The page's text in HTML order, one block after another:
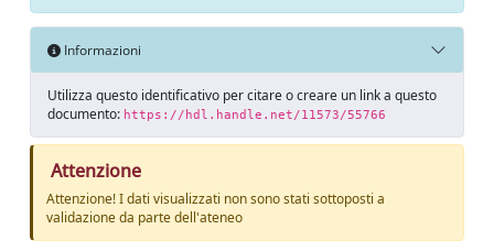
Informazioni
Utilizza questo identificativo per citare o creare un link a questo
documento: https://hdl.handle.net/11573/55766
Attenzione
Attenzione! I dati visualizzati non sono stati sottoposti a
validazione da parte dell'ateneo